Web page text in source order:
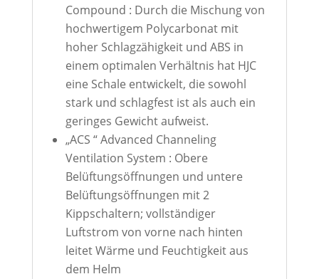
Compound : Durch die Mischung von
hochwertigem Polycarbonat mit
hoher Schlagzähigkeit und ABS in
einem optimalen Verhältnis hat HJC
eine Schale entwickelt, die sowohl
stark und schlagfest ist als auch ein
geringes Gewicht aufweist.
„ACS “ Advanced Channeling
Ventilation System : Obere
Belüftungsöffnungen und untere
Belüftungsöffnungen mit 2
Kippschaltern; vollständiger
Luftstrom von vorne nach hinten
leitet Wärme und Feuchtigkeit aus
dem Helm